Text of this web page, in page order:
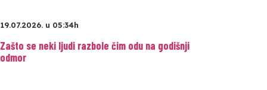
19.07.2026. u 05:34h
Zašto se neki ljudi razbole čim odu na godišnji
odmor